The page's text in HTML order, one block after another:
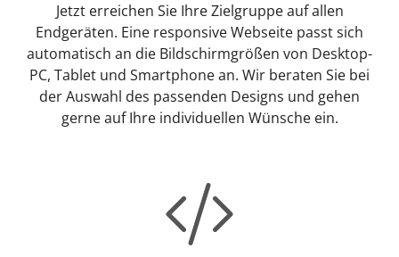
Jetzt erreichen Sie Ihre Zielgruppe auf allen
Endgeräten. Eine responsive Webseite passt sich
automatisch an die Bildschirmgrößen von Desktop-
PC, Tablet und Smartphone an. Wir beraten Sie bei
der Auswahl des passenden Designs und gehen
gerne auf Ihre individuellen Wünsche ein.